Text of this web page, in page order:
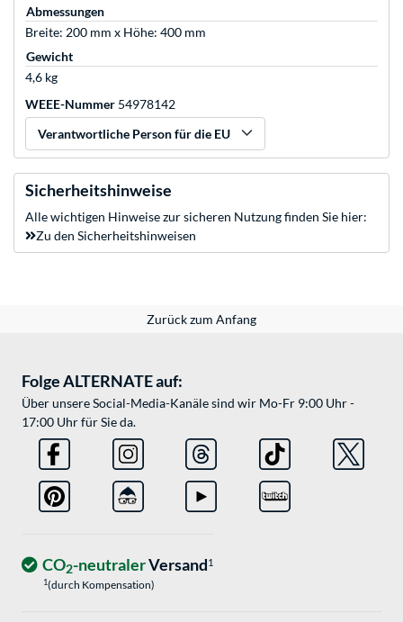
Abmessungen
Breite: 200 mm x Höhe: 400 mm
Gewicht
4,6 kg
WEEE-Nummer 54978142
Verantwortliche Person für die EU
Sicherheitshinweise
Alle wichtigen Hinweise zur sicheren Nutzung finden Sie hier:
Zu den Sicherheitshinweisen
Zurück zum Anfang
Folge ALTERNATE auf:
Über unsere Social-Media-Kanäle sind wir Mo-Fr 9:00 Uhr -
17:00 Uhr für Sie da.
CO2-neutralerVersand1
1(durch Kompensation)